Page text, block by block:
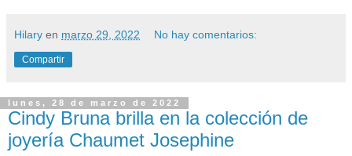
Hilary en marzo 29, 2022 No hay comentarios:
Compartir
lunes, 28 de marzo de 2022
Cindy Bruna brilla en la colección de
joyería Chaumet Josephine